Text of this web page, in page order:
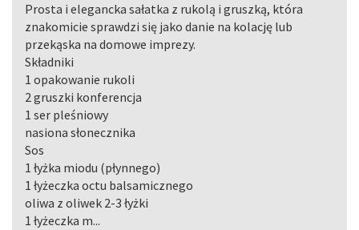
Prosta i elegancka sałatka z rukolą i gruszką, która
znakomicie sprawdzi się jako danie na kolację lub
przekąska na domowe imprezy.
Składniki
1 opakowanie rukoli
2 gruszki konferencja
1 ser pleśniowy
nasiona słonecznika
Sos
1 łyżka miodu (płynnego)
1 łyżeczka octu balsamicznego
oliwa z oliwek 2-3 łyżki
1 łyżeczka m...